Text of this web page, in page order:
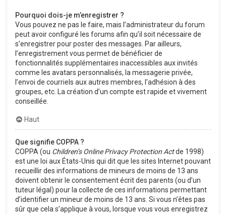
Pourquoi dois-je m’enregistrer ?
Vous pouvez ne pas le faire, mais l’administrateur du forum
peut avoir configuré les forums afin qu’il soit nécessaire de
s’enregistrer pour poster des messages. Par ailleurs,
l’enregistrement vous permet de bénéficier de
fonctionnalités supplémentaires inaccessibles aux invités
comme les avatars personnalisés, la messagerie privée,
l’envoi de courriels aux autres membres, l’adhésion à des
groupes, etc. La création d’un compte est rapide et vivement
conseillée.
Haut
Que signifie COPPA ?
COPPA (ou Children’s Online Privacy Protection Actde 1998)
est une loi aux États-Unis qui dit que les sites Internet pouvant
recueillir des informations de mineurs de moins de 13 ans
doivent obtenir le consentement écrit des parents (ou d’un
tuteur légal) pour la collecte de ces informations permettant
d’identifier un mineur de moins de 13 ans. Si vous n’êtes pas
sûr que cela s’applique à vous, lorsque vous vous enregistrez